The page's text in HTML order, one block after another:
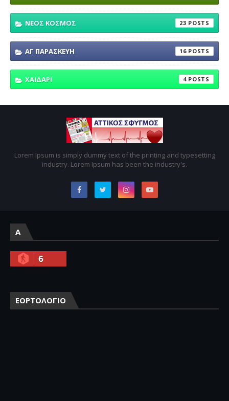
ΝΕΟΣ ΚΟΣΜΟΣ 23
ΑΓ ΠΑΡΑΣΚΕΥΗ 16
ΧΑΙΔΑΡΙ 4
Lorem Ipsum is simply dummy text of the printing and typesetting
industry. Lorem Ipsum has been the industry's.
A
6
ΕΟΡΤΟΛΟΓΙΟ